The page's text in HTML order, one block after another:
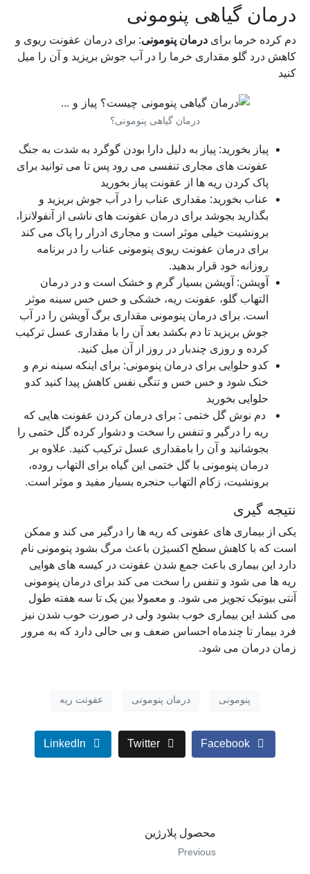
درمان گیاهی پنومونی
دم کرده خرما برای درمان پنومونی: برای درمان عفونت ریوی و
کاهش درد گلو مقداری خرما را در آب جوش بریزید و آن را میل
کنید
درمان گیاهی پنومونی؟
پیاز بخورید: پیاز به دلیل دارا بودن گوگرد به شدت به جنگ
عفونت های مجاری تنفسی می رود پس تا می توانید برای
پاک کردن ریه ها از عفونت پیاز بخورید
عناب بخورید: مقداری عناب را در آب جوش بریزید و
بگذارید بجوشد برای درمان عفونت های ناشی از آنفولانزا،
برونشیت خیلی موثر است و مجاری ادرار را پاک می کند
برای درمان عفونت ریوی پنومونی عناب را در برنامه
روزانه خود قرار بدهید.
آویشن: آویشن بسیار گرم و خشک است و در درمان
التهاب گلو، عفونت ریه، خشکی و خس خس سینه موثر
است. برای درمان پنومونی مقداری برگ آویشن را در آب
جوش بریزید تا دم بکشد بعد آن را با مقداری عسل ترکیب
کرده و روزی چندبار در روز از آن میل کنید.
کدو حلوایی برای درمان پنومونی: برای اینکه سینه نرم و
خنک شود و خس خس و تنگی نفس کاهش پیدا کنید کدو
حلوایی بخورید
دم نوش گل ختمی : برای درمان کردن عفونت هایی که
ریه را درگیر و تنفس را سخت و دشوار کرده گل ختمی را
بجوشانید و آن را بامقداری عسل ترکیب کنید. علاوه بر
درمان پنومونی با گل ختمی این گیاه برای التهاب روده،
برونشیت، زکام التهاب حنجره بسیار مفید و موثر است.
نتیجه گیری
یکی از بیماری های عفونی که ریه ها را درگیر می کند و ممکن
است که با کاهش سطح اکسیژن باعث مرگ بشود پنومونی نام
دارد این بیماری باعث جمع شدن عفونت در کیسه های هوایی
ریه ها می شود و تنفس را سخت می کند برای درمان پنومونی
آنتی بیوتیک تجویز می شود. و معمولا بین یک تا سه هفته طول
می کشد این بیماری خوب بشود ولی در صورت خوب شدن نیز
فرد بیمار تا چندماه احساس ضعف و بی حالی دارد که به مرور
زمان درمان می شود.
پنومونی درمان پنومونی عفونت ریه
Facebook
Twitter
LinkedIn
محصول پلارژین
Previous